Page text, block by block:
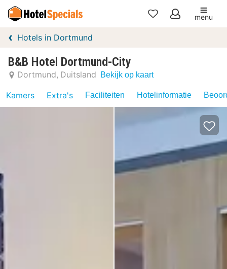
Mijn
menu
Hotels in Dortmund
B&B Hotel Dortmund-City
Dortmund Duitsland Bekijk op kaart
Kamers Extra's Faciliteiten Hotelinformatie